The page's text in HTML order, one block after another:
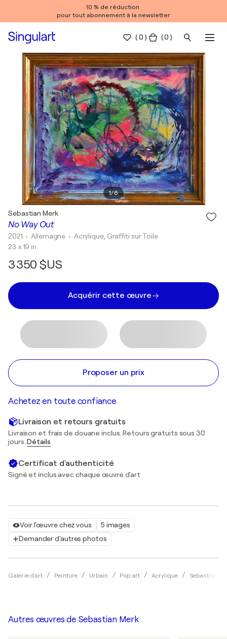
10 % de réduction
pour tout abonnement à la newsletter
(0 ) ( 0 )
1/6
Voir l'œuvre chez vous
5 images
Demander d'autres photos
Galerie d'art Peinture Urbain Pop art Acrylique Sebastian
No Way Out
Sebastian Merk
2021 • Allemagne • Acrylique, Graffiti sur Toile
23 x 19 in
3 350 $US
Acquérir cette œuvre
Proposer un prix
Achetez en toute confiance
Livraison et retours gratuits
Livraison et frais de douane inclus. Retours gratuits sous 30
jours.Détails
Certificat d'authenticité
Signé et inclus avec chaque œuvre d'art
Autres œuvres de Sebastian Merk